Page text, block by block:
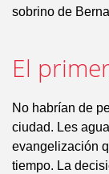
sobrino de
El
No habrían de
ciudad. Les
evangelización
tiempo. La